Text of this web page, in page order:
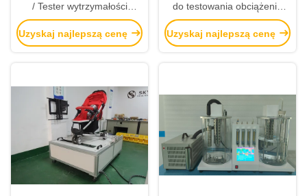
/ Tester wytrzymałości
oprawek okularowych ISO
12870
Uzyskaj najlepszą cenę
do testowania obciążenia
laboratoryjnego dla pisarza
Zig Zag
Uzyskaj najlepszą cenę